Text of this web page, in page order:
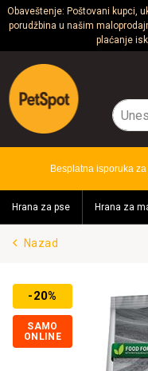
Obaveštenje: Poštovani kupci,
porudžbina u našim
plaćanje
Psi
Mačke
Glodari
Akvaristika
Teraristika
Brendovi
Blog
Akcija!
Besplatna isporuka
Hrana za pse Hrana za
Nazad
-20%
SAMO
ONLINE